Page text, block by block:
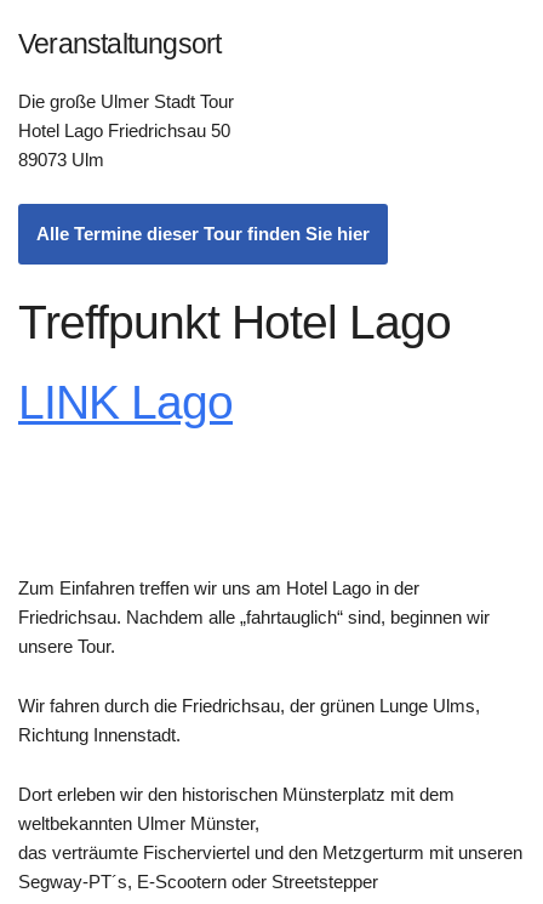
Veranstaltungsort
Die große Ulmer Stadt Tour
Hotel Lago Friedrichsau 50
89073 Ulm
Alle Termine dieser Tour finden Sie hier
Treffpunkt Hotel Lago
LINK Lago
Zum Einfahren treffen wir uns am Hotel Lago in der
Friedrichsau. Nachdem alle „fahrtauglich“ sind, beginnen wir
unsere Tour.
Wir fahren durch die Friedrichsau, der grünen Lunge Ulms,
Richtung Innenstadt.
Dort erleben wir den historischen Münsterplatz mit dem
weltbekannten Ulmer Münster,
das verträumte Fischerviertel und den Metzgerturm mit unseren
Segway-PT´s, E-Scootern oder Streetstepper